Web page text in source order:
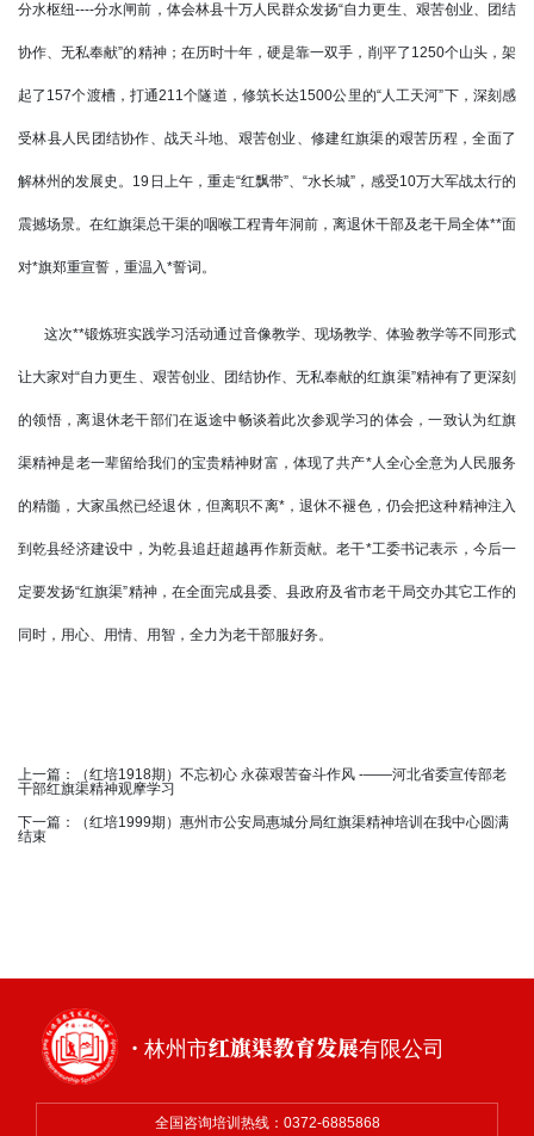
分水枢纽----分水闸前，体会林县十万人民群众发扬“自力更生、艰苦创业、团结
协作、无私奉献”的精神；在历时十年，硬是靠一双手，削平了1250个山头，架
起了157个渡槽，打通211个隧道，修筑长达1500公里的“人工天河”下，深刻感
受林县人民团结协作、战天斗地、艰苦创业、修建红旗渠的艰苦历程，全面了
解林州的发展史。19日上午，重走“红飘带”、“水长城”，感受10万大军战太行的
震撼场景。在红旗渠总干渠的咽喉工程青年洞前，离退休干部及老干局全体**面
对*旗郑重宣誓，重温入*誓词。
这次**锻炼班实践学习活动通过音像教学、现场教学、体验教学等不同形式
让大家对“自力更生、艰苦创业、团结协作、无私奉献的红旗渠”精神有了更深刻
的领悟，离退休老干部们在返途中畅谈着此次参观学习的体会，一致认为红旗
渠精神是老一辈留给我们的宝贵精神财富，体现了共产*人全心全意为人民服务
的精髓，大家虽然已经退休，但离职不离*，退休不褪色，仍会把这种精神注入
到乾县经济建设中，为乾县追赶超越再作新贡献。老干*工委书记表示，今后一
定要发扬“红旗渠”精神，在全面完成县委、县政府及省市老干局交办其它工作的
同时，用心、用情、用智，全力为老干部服好务。
上一篇：
（红培1918期）不忘初心 永葆艰苦奋斗作风 -——河北省委宣传部老
干部红旗渠精神观摩学习
下一篇：
（红培1999期）惠州市公安局惠城分局红旗渠精神培训在我中心圆满
结束
· 林州市红旗渠教育发展有限公司
全国咨询培训热线：0372-6885868